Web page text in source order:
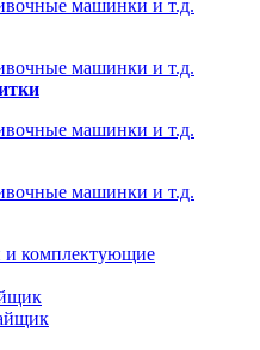
машинки и т.д.
машинки и т.д.
машинки и т.д.
машинки и т.д.
и комплектующие